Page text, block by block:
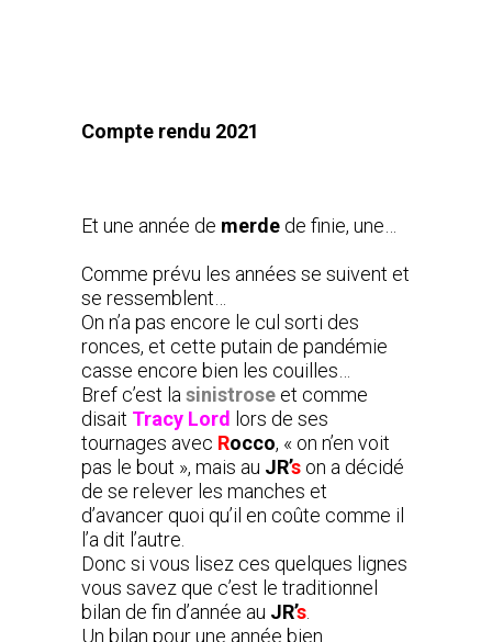
Compte rendu 2021
Et une année de merde de finie, une…
Comme prévu les années se suivent et
se ressemblent…
On n’a pas encore le cul sorti des
ronces, et cette putain de pandémie
casse encore bien les couilles…
Bref c’est la sinistrose et comme
disait Tracy Lord
lors de ses
tournages avec Rocco, « on n’en voit
pas le bout », mais au JR’s on a décidé
de se relever les manches et
d’avancer quoi qu’il en coûte comme il
l’a dit l’autre.
Donc si vous lisez ces quelques lignes
vous savez que c’est le traditionnel
bilan de fin d’année au JR’s
Un bilan pour une année bien